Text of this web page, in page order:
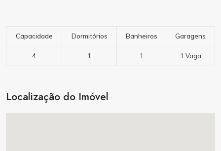
Capacidade Dormitórios Banheiros Garagens
4 1 1 1 Vaga
Localização do Imóvel